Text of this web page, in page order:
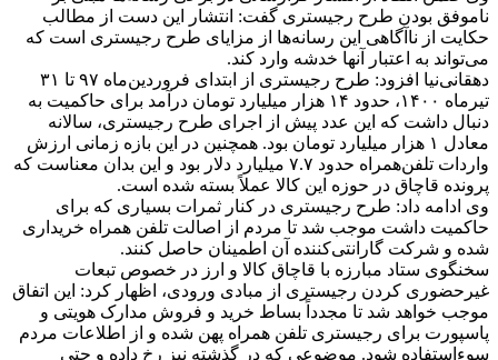
ناموفق بودن طرح رجیستری گفت: انتشار این دست از مطالب
حکایت از ناآگاهی این رسانه‌ها از مزایای طرح رجیستری است که
می‌تواند به اعتبار آنها خدشه وارد کند.
دهقانی‌نیا افزود: طرح رجیستری از ابتدای فروردین‌ماه ۹۷ تا ۳۱
تیرماه ۱۴۰۰، حدود ۱۴ هزار میلیارد تومان درآمد برای حاکمیت به
دنبال داشت که این عدد پیش از اجرای طرح رجیستری، سالانه
معادل ۱ هزار میلیارد تومان بود. همچنین در این بازه زمانی ارزش
واردات تلفن‌همراه حدود ۷.۷ میلیارد دلار بود و این بدان معناست که
پرونده قاچاق در حوزه این کالا عملاً بسته شده است.
وی ادامه داد: طرح رجیستری در کنار ثمرات بسیاری که برای
حاکمیت داشت موجب شد تا مردم از اصالت تلفن همراه خریداری
شده و شرکت گارانتی‌کننده آن اطمینان حاصل کنند.
سخنگوی ستاد مبارزه با قاچاق کالا و ارز در خصوص تبعات
غیرحضوری کردن رجیستری از مبادی ورودی، اظهار کرد: این اتفاق
موجب خواهد شد تا مجدداً بساط خرید و فروش مدارک هویتی و
پاسپورت برای رجیستری تلفن همراه پهن شده و از اطلاعات مردم
سوءاستفاده شود. موضوعی که در گذشته نیز رخ داده و حتی